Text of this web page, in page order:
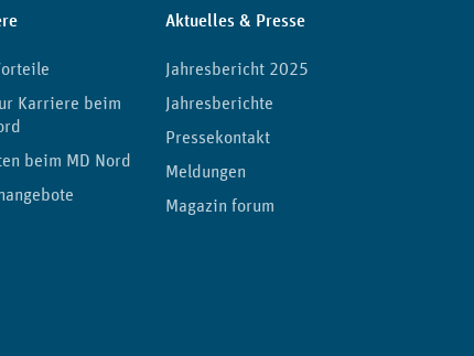
Karriere beim
beim MD Nord
Aktuelles & Presse
Jahresbericht 2025
Jahresberichte
Pressekontakt
Meldungen
Magazin forum